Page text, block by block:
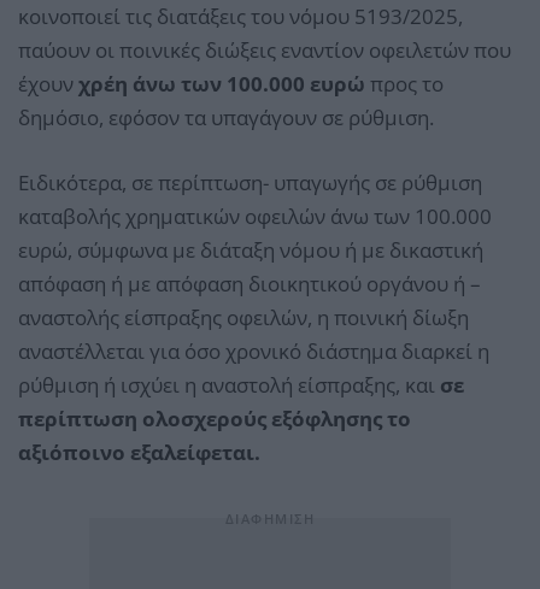
κοινοποιεί τις διατάξεις του νόμου 5193/2025,
παύουν οι ποινικές διώξεις εναντίον οφειλετών που
έχουνχρέη άνω των 100.000 ευρώ προς το
δημόσιο, εφόσον τα υπαγάγουν σε ρύθμιση.
Ειδικότερα, σε περίπτωση- υπαγωγής σε ρύθμιση
καταβολής χρηματικών οφειλών άνω των 100.000
ευρώ, σύμφωνα με διάταξη νόμου ή με δικαστική
απόφαση ή με απόφαση διοικητικού οργάνου ή –
αναστολής είσπραξης οφειλών, η ποινική δίωξη
αναστέλλεται για όσο χρονικό διάστημα διαρκεί η
ρύθμιση ή ισχύει η αναστολή είσπραξης, και σε
περίπτωση ολοσχερούς εξόφλησης το
αξιόποινο εξαλείφεται.